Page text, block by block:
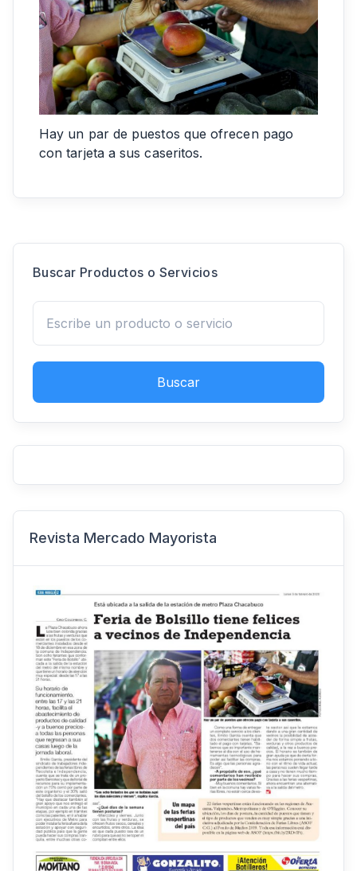
Hay un par de puestos que ofrecen pago
con tarjeta a sus caseritos.
Buscar Productos o Servicios
Buscar
Revista Mercado Mayorista